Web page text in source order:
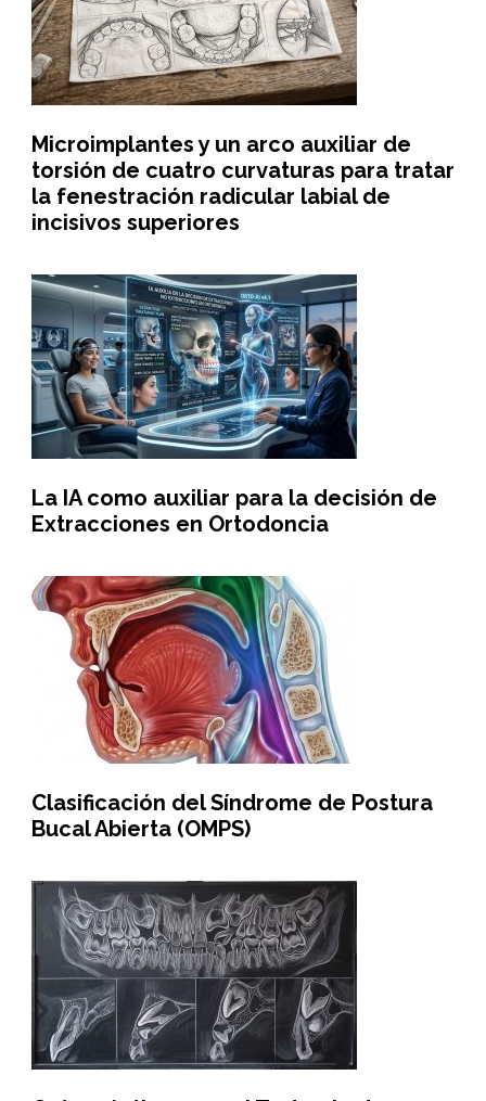
Microimplantes y un arco auxiliar de
torsión de cuatro curvaturas para tratar
la fenestración radicular labial de
incisivos superiores
La IA como auxiliar para la decisión de
Extracciones en Ortodoncia
Clasificación del Síndrome de Postura
Bucal Abierta (OMPS)